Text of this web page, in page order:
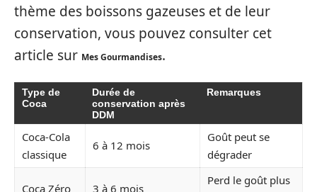
thème des boissons gazeuses et de leur
conservation, vous pouvez consulter cet
article sur Mes Gourmandises.
Type de
Coca
Durée de
conservation après
DDM
Remarques
Coca-Cola
classique
6 à 12 mois
Goût peut se
dégrader
Coca Zéro 3 à 6 mois
Perd le goût plus